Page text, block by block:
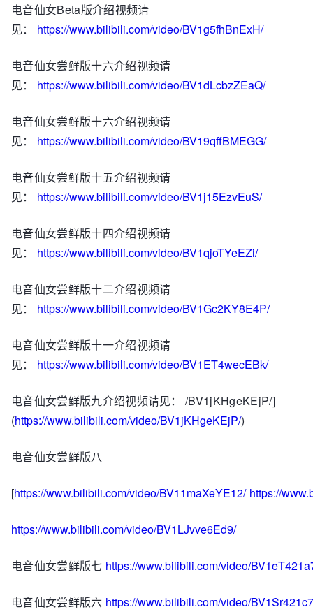
电音仙女Beta版介绍视频请
见： https://www.bilibili.com/video/BV1g5fhBnExH/
电音仙女尝鲜版十六介绍视频请
见： https://www.bilibili.com/video/BV1dLcbzZEaQ/
电音仙女尝鲜版十六介绍视频请
见： https://www.bilibili.com/video/BV19qffBMEGG/
电音仙女尝鲜版十五介绍视频请
见： https://www.bilibili.com/video/BV1j15EzvEuS/
电音仙女尝鲜版十四介绍视频请
见： https://www.bilibili.com/video/BV1qjoTYeEZi/
电音仙女尝鲜版十二介绍视频请
见： https://www.bilibili.com/video/BV1Gc2KY8E4P/
电音仙女尝鲜版十一介绍视频请
见： https://www.bilibili.com/video/BV1ET4wecEBk/
电音仙女尝鲜版九介绍视频请见： /BV1jKHgeKEjP/]
(https://www.bilibili.com/video/BV1jKHgeKEjP/)
电音仙女尝鲜版八
[https://www.bilibili.com/video/BV11maXeYE12/ https://
https://www.bilibili.com/video/BV1LJvve6Ed9/
电音仙女尝鲜版七 https://www.bilibili.com/video/
电音仙女尝鲜版六 https://www.bilibili.com/video/